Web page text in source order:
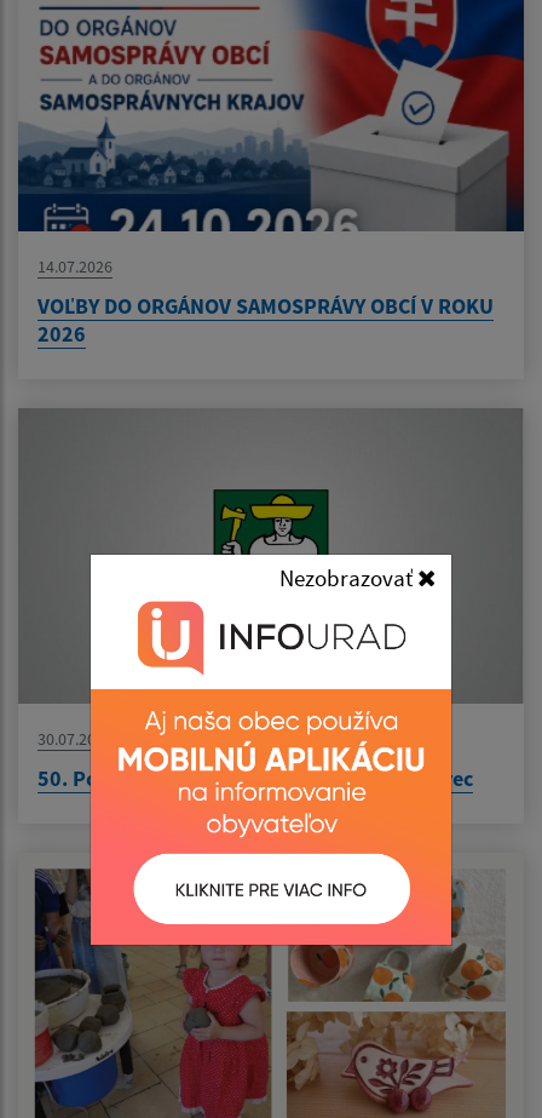
Nezobrazovať
14.07.2026
VOĽBY DO ORGÁNOV SAMOSPRÁVY OBCÍ V ROKU
2026
30.07.2026
50. Podroháčske folklórne slávnosti - Zuberec